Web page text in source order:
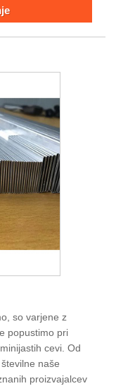
so varjene z
popustimo pri
cevi. Od
naše
proizvajalcev